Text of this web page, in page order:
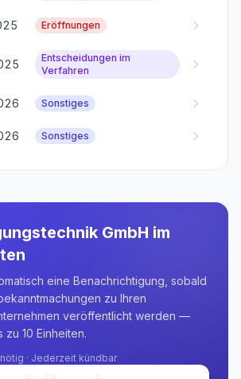
Eröffnungen
Entscheidungen im
Verfahren
Sonstiges
Sonstiges
GmbH im
eine Benachrichtigung, sobald
zu Ihren
veröffentlicht werden —
10 Einheiten.
· Jederzeit kündbar